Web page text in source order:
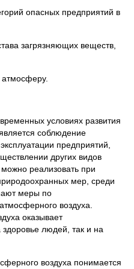
опасных предприятий в
веществ,
условиях развития
соблюдение
предприятий,
других видов
реализовать при
мер, среди
меры по
воздуха.
оказывает
людей, так и на
воздуха понимается